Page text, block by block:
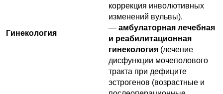
Гинекология
коррекция инволютивных
изменений вульвы).
— амбулаторная лечебная
и реабилитационная
гинекология (лечение
дисфункции мочеполового
тракта при дефиците
эстрогенов (возрастные и